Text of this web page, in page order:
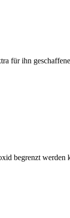
für ihn
begrenzt werden